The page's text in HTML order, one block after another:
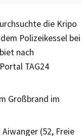
die Kripo
Polizeikessel bei
nach
TAG24
Großbrand im
(52, Freie